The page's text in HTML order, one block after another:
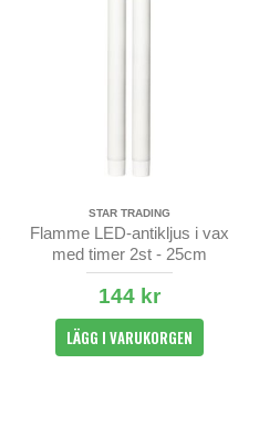
STAR TRADING
Flamme LED-antikljus i vax
med timer 2st - 25cm
144 kr
LÄGG I VARUKORGEN